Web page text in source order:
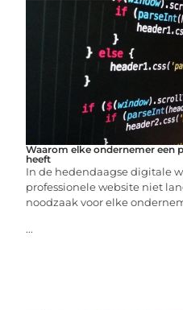
Waarom elke ondernemer een
heeft
In de hedendaagse digitale
professionele website niet
noodzaak voor elke
...